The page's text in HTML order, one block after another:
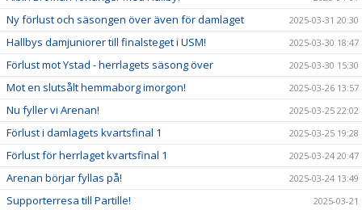
Ny förlust och säsongen över även för damlaget 2025-03-31 20:30
Hallbys damjuniorer till finalsteget i USM! 2025-03-30 18:47
Förlust mot Ystad - herrlagets säsong över 2025-03-30 15:30
Mot en slutsålt hemmaborg imorgon! 2025-03-26 13:57
Nu fyller vi Arenan! 2025-03-25 22:02
Förlust i damlagets kvartsfinal 1 2025-03-25 19:28
Förlust för herrlaget kvartsfinal 1 2025-03-24 20:47
Arenan börjar fyllas på! 2025-03-24 13:49
Supporterresa till Partille! 2025-03-21